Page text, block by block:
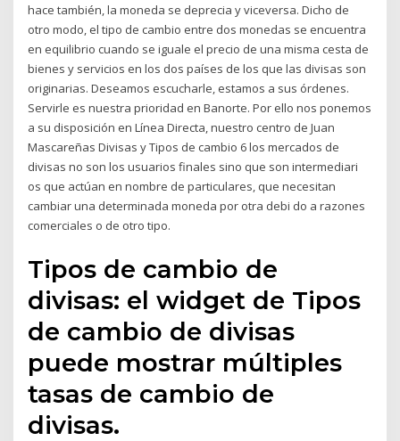
hace también, la moneda se deprecia y viceversa. Dicho de
otro modo, el tipo de cambio entre dos monedas se encuentra
en equilibrio cuando se iguale el precio de una misma cesta de
bienes y servicios en los dos países de los que las divisas son
originarias. Deseamos escucharle, estamos a sus órdenes.
Servirle es nuestra prioridad en Banorte. Por ello nos ponemos
a su disposición en Línea Directa, nuestro centro de Juan
Mascareñas Divisas y Tipos de cambio 6 los mercados de
divisas no son los usuarios finales sino que son intermediari
os que actúan en nombre de particulares, que necesitan
cambiar una determinada moneda por otra debi do a razones
comerciales o de otro tipo.
Tipos de cambio de
divisas: el widget de Tipos
de cambio de divisas
puede mostrar múltiples
tasas de cambio de
divisas.